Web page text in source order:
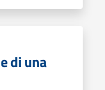
di una